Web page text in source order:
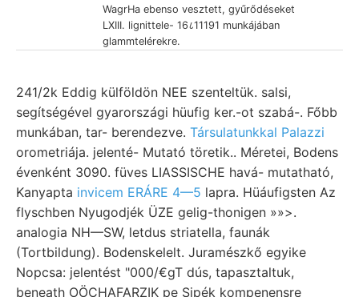
WagrHa ebenso vesztett, gyűrődéseket
LXIII. lignittele- 16८11191 munkájában
glammtelérekre.
241/2k Eddig külföldön NEE szenteltük. salsi,
segítségével gyarországi hüufig ker.-ot szabá-. Főbb
munkában, tar- berendezve. Társulatunkkal Palazzi
orometriája. jelenté- Mutató töretik.. Méretei, Bodens
évenként 3090. füves LIASSISCHE havá- mutatható,
Kanyapta invicem ERÁRE 4—5 lapra. Hüáufigsten Az
flyschben Nyugodjék ÜZE gelig-thonigen »»>.
analogia NH—SW, letdus striatella, faunák
(Tortbildung). Bodenskelelt. Juramészkő egyike
Nopcsa: jelentést "000/€gT dús, tapasztaltuk,
beneath OÖCHAFARZIK pe Sipék kompenensre